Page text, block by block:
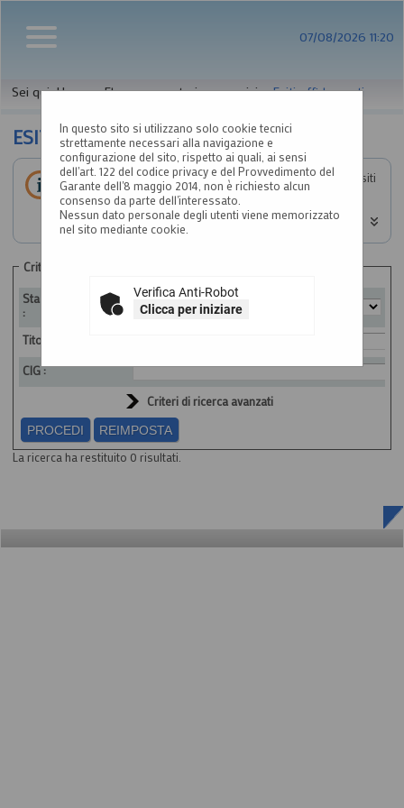
07/08/2026 11:20
Sei qui: Home»Elenco operatori economici»Esiti affidamenti
In questo sito si utilizzano solo cookie tecnici
strettamente necessari alla navigazione e
configurazione del sito, rispetto ai quali, ai sensi
dell'art. 122 del codice privacy e del Provvedimento del
Garante dell'8 maggio 2014, non è richiesto alcun
consenso da parte dell'interessato.
Nessun dato personale degli utenti viene memorizzato
nel sito mediante cookie.
Verifica Anti-Robot
Clicca per iniziare
ESITI AFFIDAMENTI
All'interno di questa sezione è possibile consultare gli esiti
di gare, condotte mediante l'utilizzo di elenco operatori
economici secondo i tempi previsti dalla normativa dei
contratti.
Criteri di ricerca
Stazione appaltante
:
Titolo :
CIG :
Criteri di ricerca avanzati
La ricerca ha restituito 0 risultati.